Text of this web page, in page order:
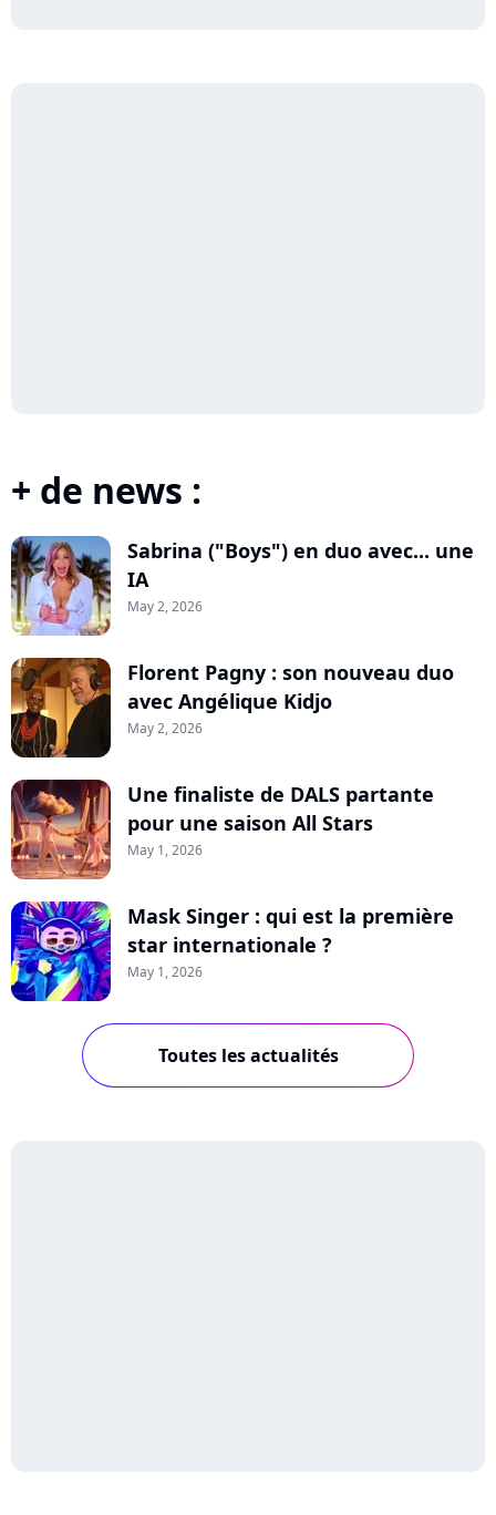
+ de news :
Sabrina ("Boys") en duo avec... une
IA
May 2, 2026
Florent Pagny : son nouveau duo
avec Angélique Kidjo
May 2, 2026
Une finaliste de DALS partante
pour une saison All Stars
May 1, 2026
Mask Singer : qui est la première
star internationale ?
May 1, 2026
Toutes les actualités